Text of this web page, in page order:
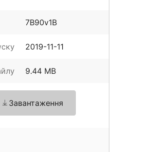
7B90v1B
2019-11-11
9.44 MB
Завантаження